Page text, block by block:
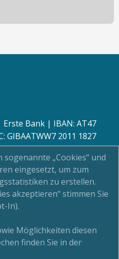
Bank | IBAN: AT47
GIBAATWW7 2011 1827
„Cookies“ und
eingesetzt, um zum
zu erstellen.
akzeptieren“ stimmen Sie
In).
Möglichkeiten diesen
finden Sie in der